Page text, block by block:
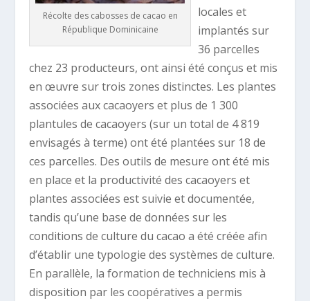
Récolte des cabosses de cacao en
République Dominicaine
locales et
implantés sur
36 parcelles
chez 23 producteurs, ont ainsi été conçus et mis
en œuvre sur trois zones distinctes. Les plantes
associées aux cacaoyers et plus de 1 300
plantules de cacaoyers (sur un total de 4 819
envisagés à terme) ont été plantées sur 18 de
ces parcelles. Des outils de mesure ont été mis
en place et la productivité des cacaoyers et
plantes associées est suivie et documentée,
tandis qu’une base de données sur les
conditions de culture du cacao a été créée afin
d’établir une typologie des systèmes de culture.
En parallèle, la formation de techniciens mis à
disposition par les coopératives a permis